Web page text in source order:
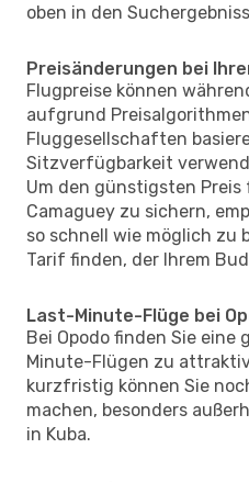
oben in den
Preisänderungen bei
Flugpreise können
aufgrund
Fluggesellschaften
Sitzverfügbarkeit
Um den günstigsten
Camaguey zu sichern,
so schnell wie möglich zu
Tarif finden, der Ihrem
Last-Minute-Flüge bei
Bei Opodo finden Sie eine
Minute-Flügen zu
kurzfristig können Sie
machen, besonders
in Kuba.